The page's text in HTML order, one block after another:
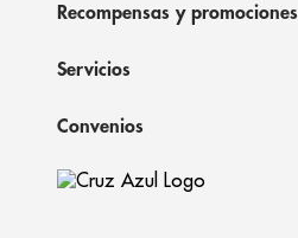
Recompensas y promociones
Servicios
Convenios